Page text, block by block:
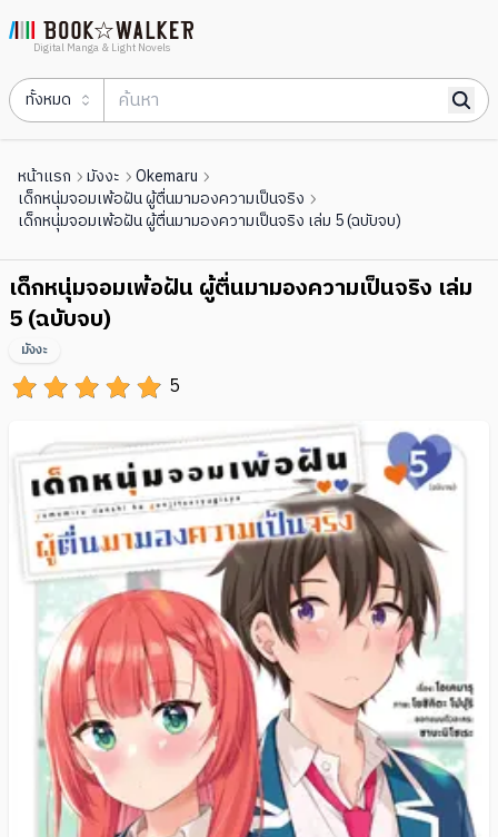
Digital Manga & Light Novels
ทั้งหมด
หน้าแรก มังงะ
Okemaru
เด็กหนุ่มจอมเพ้อฝัน ผู้ตื่นมามองความเป็นจริง
เด็กหนุ่มจอมเพ้อฝัน ผู้ตื่นมามองความเป็นจริง เล่ม 5 (ฉบับจบ)
เด็กหนุ่มจอมเพ้อฝัน ผู้ตื่นมามองความเป็นจริง เล่ม
5 (ฉบับจบ)
5
มังงะ